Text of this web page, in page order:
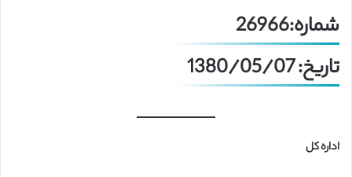
شماره:26966
تاریخ: 1380/05/07
اداره کل